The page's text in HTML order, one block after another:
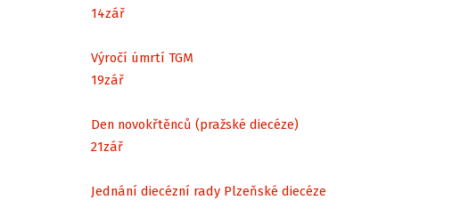
14zář
Výročí úmrtí TGM
19zář
Den novokřtěnců (pražské diecéze)
21zář
Jednání diecézní rady Plzeňské diecéze